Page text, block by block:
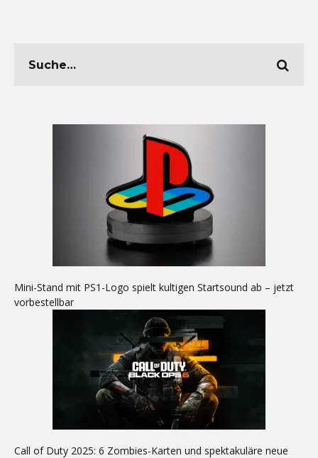
Mini-Stand mit PS1-Logo spielt kultigen Startsound ab – jetzt
vorbestellbar
Call of Duty 2025: 6 Zombies-Karten und spektakuläre neue